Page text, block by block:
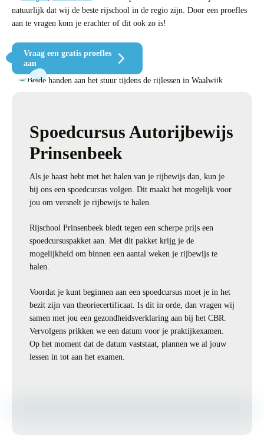
natuurlijk dat wij de beste rijschool in de regio zijn. Door een proefles
aan te vragen kom je erachter of dit ook zo is!
Vraag een gratis proefles
aan
Spoedcursus Autorijbewijs
Prinsenbeek
Als je haast hebt met het halen van je rijbewijs dan, kun je
bij ons een spoedcursus volgen. Dit maakt het mogelijk voor
jou om versnelt je rijbewijs te halen.
Rijschool Prinsenbeek biedt tegen een scherpe prijs een
spoedcursuspakket aan. Met dit pakket krijg je de
mogelijkheid om binnen een aantal weken je rijbewijs te
halen.
Voordat je kunt beginnen aan een spoedcursus moet je in het
bezit zijn van theoriecertificaat. Is dit in orde, dan vragen wij
samen met jou een gezondheidsverklaring aan bij het CBR.
Vervolgens prikken we een datum voor je praktijkexamen.
Op het moment dat de datum vaststaat, plannen we al jouw
lessen in tot aan het examen.